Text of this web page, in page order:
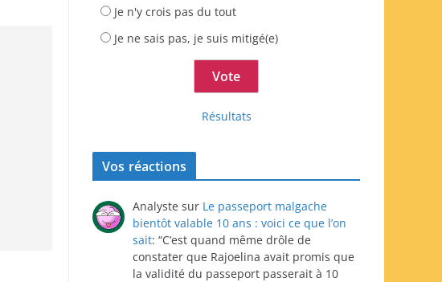
Je n'y crois pas du tout
Je ne sais pas, je suis mitigé(e)
Résultats
Vos réactions
Analyste sur Le passeport malgache
bientôt valable 10 ans : voici ce que l’on
sait: “C’est quand même drôle de
constater que Rajoelina avait promis que
la validité du passeport passerait à 10